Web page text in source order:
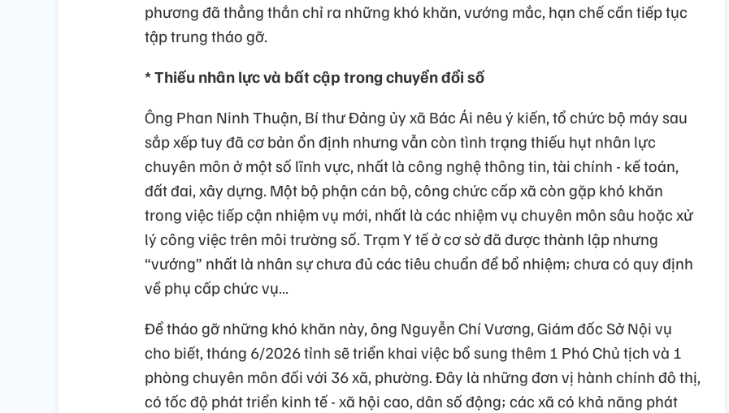
phương đã thẳng thắn chỉ ra những khó khăn, vướng mắc, hạn chế cần tiếp tục
tập trung tháo gỡ.
* Thiếu nhân lực và bất cập trong chuyển đổi số
Ông Phan Ninh Thuận, Bí thư Đảng ủy xã Bác Ái nêu ý kiến, tổ chức bộ máy sau
sắp xếp tuy đã cơ bản ổn định nhưng vẫn còn tình trạng thiếu hụt nhân lực
chuyên môn ở một số lĩnh vực, nhất là công nghệ thông tin, tài chính - kế toán,
đất đai, xây dựng. Một bộ phận cán bộ, công chức cấp xã còn gặp khó khăn
trong việc tiếp cận nhiệm vụ mới, nhất là các nhiệm vụ chuyên môn sâu hoặc xử
lý công việc trên môi trường số. Trạm Y tế ở cơ sở đã được thành lập nhưng
“vướng” nhất là nhân sự chưa đủ các tiêu chuẩn để bổ nhiệm; chưa có quy định
về phụ cấp chức vụ…
Để tháo gỡ những khó khăn này, ông Nguyễn Chí Vương, Giám đốc Sở Nội vụ
cho biết, tháng 6/2026 tỉnh sẽ triển khai việc bổ sung thêm 1 Phó Chủ tịch và 1
phòng chuyên môn đối với 36 xã, phường. Đây là những đơn vị hành chính đô thị,
có tốc độ phát triển kinh tế - xã hội cao, dân số động; các xã có khả năng phát